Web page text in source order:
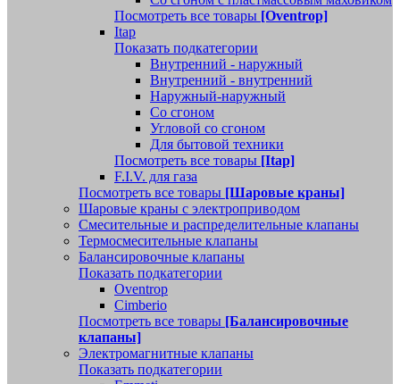
Посмотреть все товары [Oventrop]
Itap
Показать подкатегории
Внутренний - наружный
Внутренний - внутренний
Наружный-наружный
Со сгоном
Угловой со сгоном
Для бытовой техники
Посмотреть все товары [Itap]
F.I.V. для газа
Посмотреть все товары [Шаровые краны]
Шаровые краны с электроприводом
Смесительные и распределительные клапаны
Термосмесительные клапаны
Балансировочные клапаны
Показать подкатегории
Oventrop
Cimberio
Посмотреть все товары [Балансировочные
клапаны]
Электромагнитные клапаны
Показать подкатегории